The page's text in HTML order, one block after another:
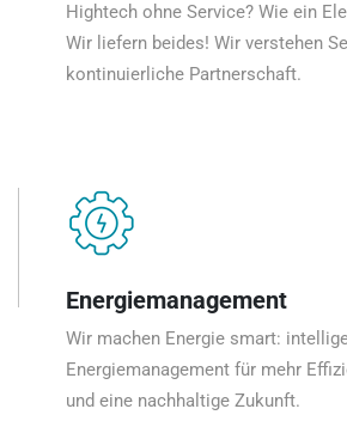
Hightech ohne Service? Wie ein
Wir liefern beides! Wir verstehen
kontinuierliche Partnerschaft.
Energiemanagement
Wir machen Energie smart:
Energiemanagement für mehr
und eine nachhaltige Zukunft.